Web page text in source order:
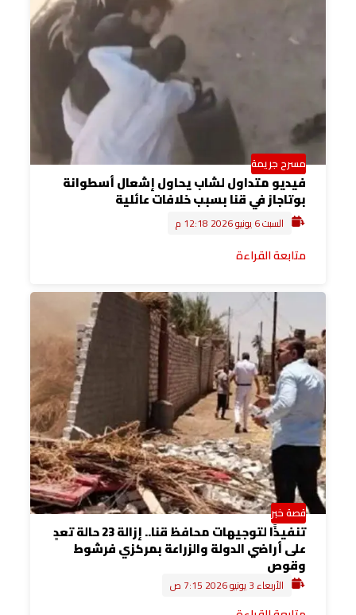
مسرح جريمة
فيديو متداول لشاب يحاول إشعال أسطوانة
بوتاجاز في قنا بسبب خلافات عائلية
السبت 6 يونيو 2026 12:18 م
متابعة القراءة
قصة خبر
تنفيذًا لتوجيهات محافظ قنا.. إزالة 23 حالة تعدٍ
على أراضي الدولة والزراعة بمركزي فرشوط
وقوص
الأربعاء 3 يونيو 2026 7:15 ص